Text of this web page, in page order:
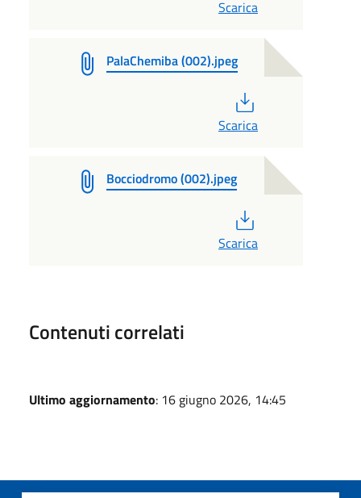
Scarica
PalaChemiba (002).jpeg
Scarica
Bocciodromo (002).jpeg
Scarica
Contenuti correlati
Ultimo aggiornamento: 16 giugno 2026, 14:45